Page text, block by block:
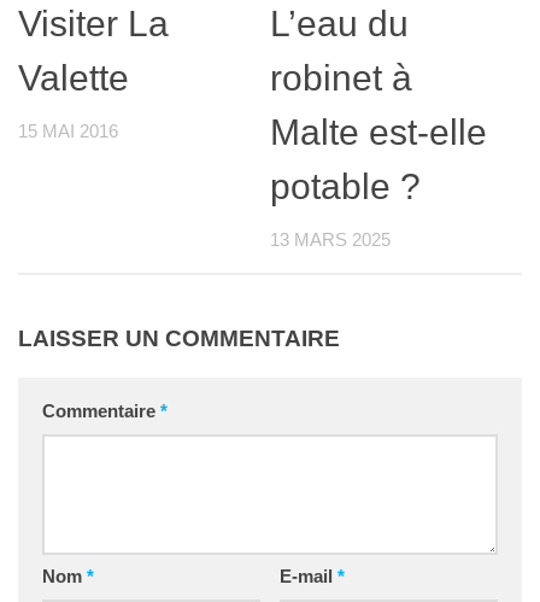
Visiter La
Valette
15 MAI 2016
L’eau du
robinet à
Malte est-elle
potable ?
13 MARS 2025
LAISSER UN COMMENTAIRE
Commentaire *
Nom * E-mail *